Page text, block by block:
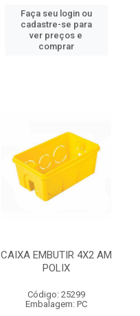
Faça seu login ou
cadastre-se para
ver preços e
comprar
CAIXA EMBUTIR 4X2 AM
POLIX
Código: 25299
Embalagem: PC